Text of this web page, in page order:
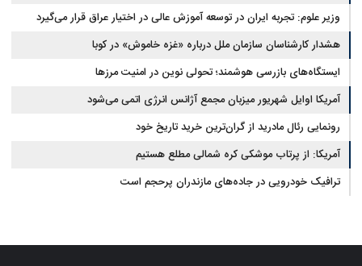
وزیر علوم: تجربه ایران در توسعه آموزش عالی در اختیار عراق قرار می‌گیرد
هشدار کارشناسان سازمان ملل درباره «غزه‌ خاموش» در کوبا
ایستگاه‌های بازرسی هوشمند؛ تحولی نوین در امنیت مرزها
آمریکا اوایل شهریور میزبان مجمع آژانس انرژی اتمی می‌شود
رونمایی رئال مادرید از گران‌ترین خرید تاریخ خود
آمریکا: از پرتاب موشکی کره شمالی مطلع هستیم
ترافیک خودرویی در جاده‌های مازندران پرحجم است